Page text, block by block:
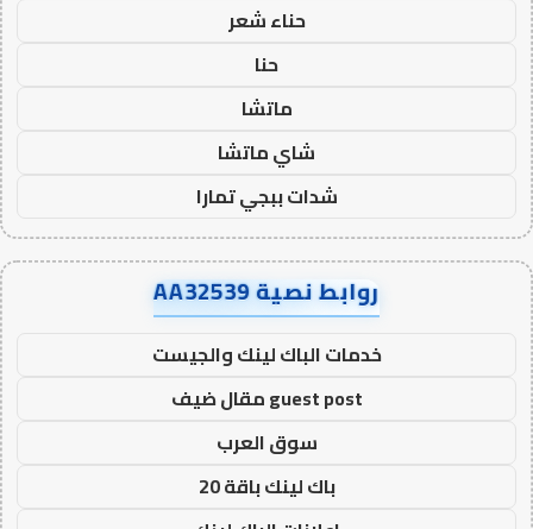
حناء شعر
حنا
ماتشا
شاي ماتشا
شدات ببجي تمارا
روابط نصية AA32539
خدمات الباك لينك والجيست
guest post مقال ضيف
سوق العرب
باك لينك باقة 20